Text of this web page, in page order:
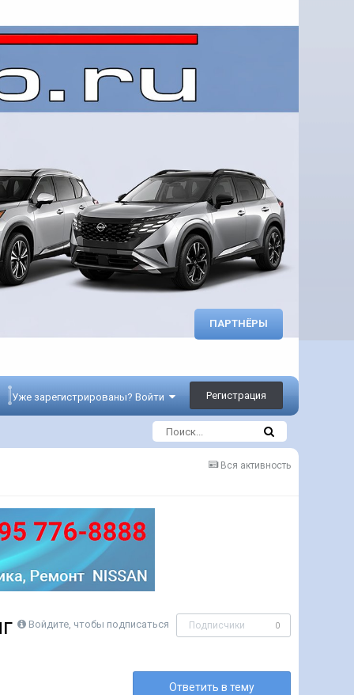
ПАРТНЁРЫ
Уже зарегистрированы? Войти Регистрация
Вся активность
Войдите, чтобы подписаться Подписчики 0
Ответить в тему